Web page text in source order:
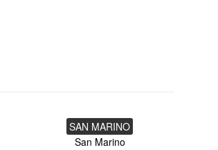
SAN MARINO
San Marino